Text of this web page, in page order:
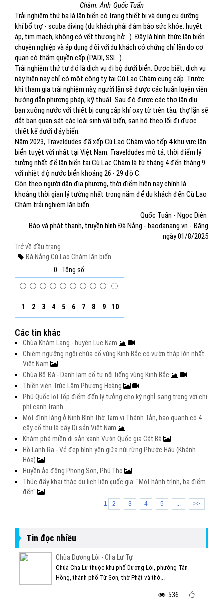
Chàm. Ảnh: Quốc Tuấn
Trải nghiệm thứ ba là lặn biển có trang thiết bị và dụng cụ dưỡng
khí bổ trợ - scuba diving (du khách phải đảm bảo sức khỏe: huyết
áp, tim mạch, không có vết thương hở…). Đây là hình thức lặn biển
chuyên nghiệp và áp dụng đối với du khách có chứng chỉ lặn do cơ
quan có thẩm quyền cấp (PADI, SSI…).
Trải nghiệm thứ tư đó là dịch vụ đi bộ dưới biển. Được biết, dịch vụ
này hiện nay chỉ có một công ty tại Cù Lao Chàm cung cấp. Trước
khi tham gia trải nghiệm này, người lặn sẽ được các huấn luyện viên
hướng dẫn phương pháp, kỹ thuật. Sau đó được các thợ lặn dìu
bạn xuống nước với thiết bị cung cấp khí oxy từ trên tàu; thợ lặn sẽ
dắt bạn quan sát các loài sinh vật biển, san hô theo lối đi được
thiết kế dưới đáy biển.
Năm 2023, Traveldudes đã xếp Cù Lao Chàm vào tốp 4 khu vực lặn
biển tuyệt vời nhất tại Việt Nam. Traveldudes mô tả, thời điểm lý
tưởng nhất để lặn biển tại Cù Lao Chàm là từ tháng 4 đến tháng 9
với nhiệt độ nước biển khoảng 26 - 29 độ C.
Còn theo người dân địa phương, thời điểm hiện nay chính là
khoảng thời gian lý tưởng nhất trong năm để du khách đến Cù Lao
Chàm trải nghiệm lặn biển.
Quốc Tuấn - Ngọc Diên
Báo và phát thanh, truyền hình Đà Nẵng - baodanang.vn - Đăng
ngày 01/8/2025
Trở về đầu trang
Đà Nẵng Cù Lao Chàm lặn biển
0
Tổng số:
1 2 3 4 5 6 7 8 9 10
Các tin khác
Chùa Khám Lạng - huyện Lục Nam
Chiêm ngưỡng ngôi chùa cổ vùng Kinh Bắc có vườn tháp lớn nhất
Việt Nam
Chùa Bổ Đà - Danh lam cổ tự nổi tiếng vùng Kinh Bắc
Thiền viện Trúc Lâm Phượng Hoàng
Phú Quốc lọt tốp điểm đến lý tưởng cho kỳ nghỉ sang trọng với chi
phí cạnh tranh
Một đình làng ở Ninh Bình thờ Tam vị Thánh Tản, bao quanh có 4
cây cổ thụ là cây Di sản Việt Nam
Khám phá miền di sản xanh Vườn Quốc gia Cát Bà
Hồ Lanh Ra - Vẻ đẹp bình yên giữa núi rừng Phước Hậu (Khánh
Hòa)
Huyền ảo động Phong Sơn, Phú Thọ
Thúc đẩy khai thác du lịch liên quốc gia: "Một hành trình, ba điểm
đến"
1 2 3 4 5 ... >>
Tin đọc nhiều
Chùa Dương Lôi - Cha Lư Tự
Chùa Cha Lư thuộc khu phố Dương Lôi, phường Tân
Hồng, thành phố Từ Sơn, thờ Phật và thờ...
536